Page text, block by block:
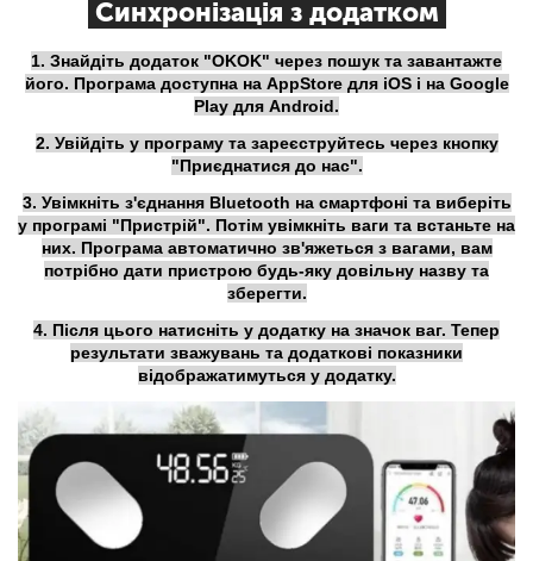
Синхронізація з додатком
1. Знайдіть додаток "OKOK" через пошук та завантажте
його. Програма доступна на AppStore для iOS і на Google
Play для Android.
2. Увійдіть у програму та зареєструйтесь через кнопку
"Приєднатися до нас".
3. Увімкніть з'єднання Bluetooth на смартфоні та виберіть
у програмі "Пристрій". Потім увімкніть ваги та встаньте на
них. Програма автоматично зв'яжеться з вагами, вам
потрібно дати пристрою будь-яку довільну назву та
зберегти.
4. Після цього натисніть у додатку на значок ваг. Тепер
результати зважувань та додаткові показники
відображатимуться у додатку.